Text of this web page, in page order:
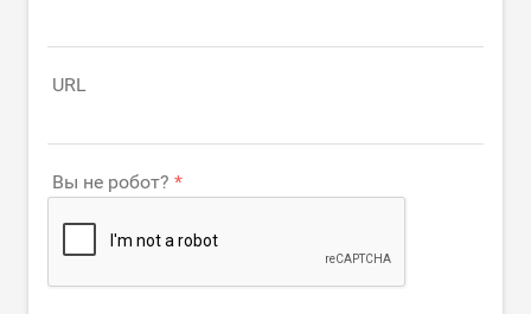
URL
Вы не робот?